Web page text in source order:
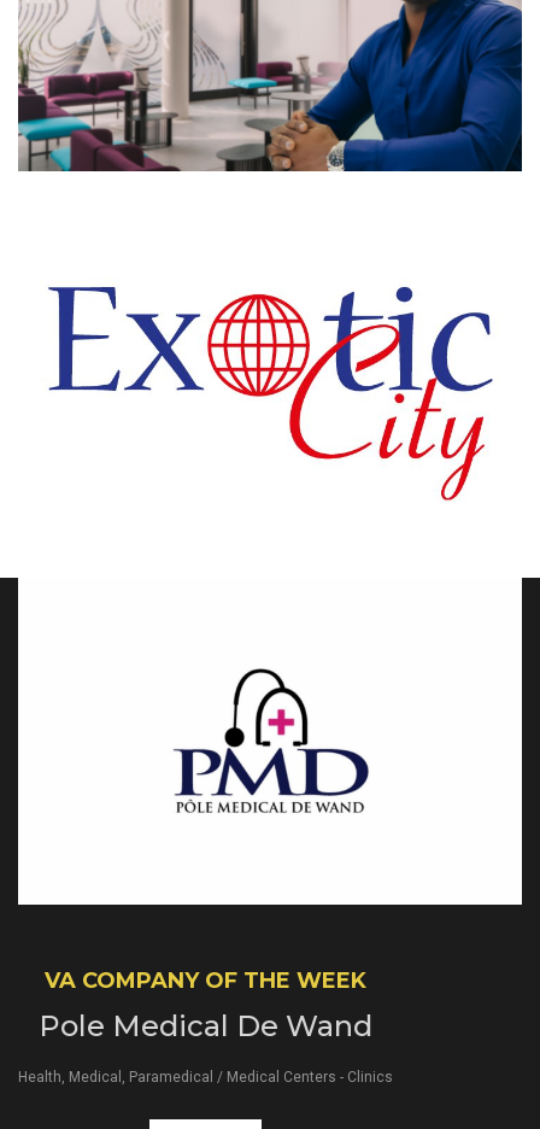
VA COMPANY OF THE WEEK
Pole Medical De Wand
Health, Medical, Paramedical / Medical Centers - Clinics